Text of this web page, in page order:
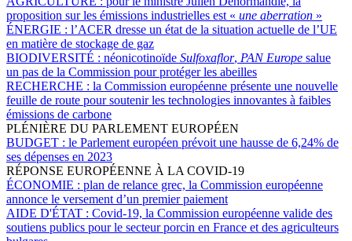
proposition sur les émissions industrielles est « une aberration »
ÉNERGIE : l’ACER dresse un état de la situation actuelle de l’UE
en matière de stockage de gaz
BIODIVERSITÉ : néonicotinoïde Sulfoxaflor, PAN Europe salue
un pas de la Commission pour protéger les abeilles
RECHERCHE : la Commission européenne présente une nouvelle
feuille de route pour soutenir les technologies innovantes à faibles
émissions de carbone
PLÉNIÈRE DU PARLEMENT EUROPÉEN
BUDGET : le Parlement européen prévoit une hausse de 6,24% de
ses dépenses en 2023
RÉPONSE EUROPÉENNE À LA COVID-19
ÉCONOMIE : plan de relance grec, la Commission européenne
annonce le versement d’un premier paiement
AIDE D'ÉTAT : Covid-19, la Commission européenne valide des
soutiens publics pour le secteur porcin en France et des agriculteurs